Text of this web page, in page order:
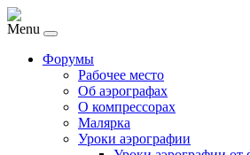
Menu
Форумы
Рабочее место
Об аэрографах
О компрессорах
Малярка
Уроки аэрографии